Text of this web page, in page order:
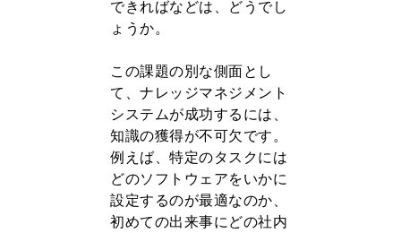
できればなどは、どうでし
ょうか。
この課題の別な側面とし
て、ナレッジマネジメント
システムが成功するには、
知識の獲得が不可欠です。
例えば、特定のタスクには
どのソフトウェアをいかに
設定するのが最適なのか、
初めての出来事にどの社内